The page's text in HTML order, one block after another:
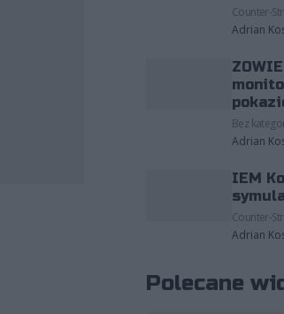
Counter-
Adrian
Bez
Adrian
IEM
Counter-
Adrian
Polecane